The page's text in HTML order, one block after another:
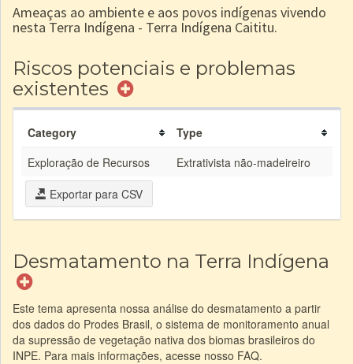
Ameaças ao ambiente e aos povos indígenas vivendo
nesta Terra Indígena - Terra Indígena Caititu.
Riscos potenciais e problemas
existentes
Category
Type
Exploração de Recursos
Extrativista não-madeireiro
Exportar para CSV
Desmatamento na Terra Indígena
Este tema apresenta nossa análise do desmatamento a partir
dos dados do Prodes Brasil, o sistema de monitoramento anual
da supressão de vegetação nativa dos biomas brasileiros do
INPE. Para mais informações, acesse nosso FAQ.